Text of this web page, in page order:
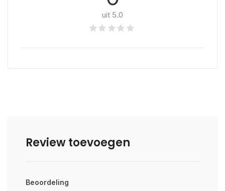
uit 5.0
Review toevoegen
Beoordeling